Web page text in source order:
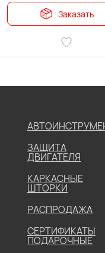
Заказать
ЗАЩИТА
ДВИГАТЕЛЯ
КАРКАСНЫЕ
ШТОРКИ
РАСПРОДАЖА
СЕРТИФИКАТЫ
ПОДАРОЧНЫЕ